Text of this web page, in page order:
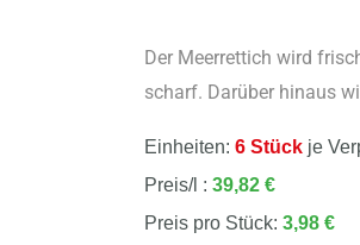
Der Meerrettich wird
scharf. Darüber hinaus
Einheiten:6 Stück je
Preis/l :39,82 €
Preis pro Stück:3,98 €